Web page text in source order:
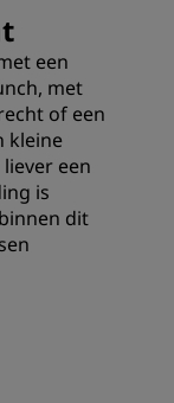
een
met
of een
kleine
een
is
dit